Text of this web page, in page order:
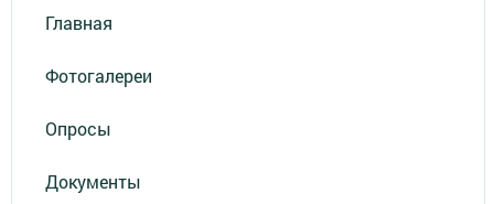
Главная
Фотогалереи
Опросы
Документы